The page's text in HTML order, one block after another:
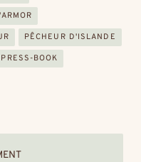
PÊCHEUR D'ISLANDE
PRESS-BOOK